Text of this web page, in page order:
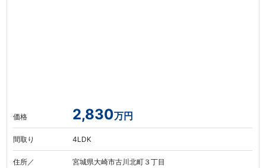
価格 2,830万円
間取り 4LDK
住所／
宮城県大崎市古川北町３丁目